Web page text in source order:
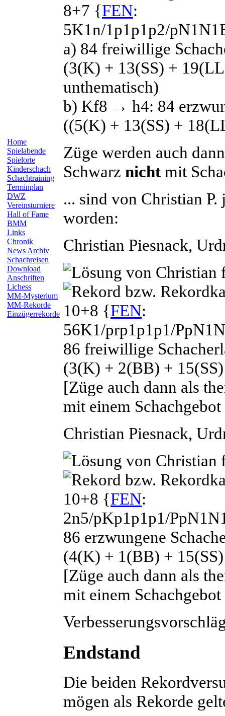
Home
Spielabende
Spielorte
Kinderschach
Schachtraining
Terminplan
DWZ
Vereinsturniere
Hall of Fame
BMM
Links
Chronik
News Archiv
Schachreisen
Download
Anschriften
Lichess
MM-Mysterium
MM-Rekorde
Einzügerrekorde
8+7 {FEN:
5K1n/1p1p1p2/
a) 84 freiwillige
(3(K) + 13(SS) +
unthematisch)
b) Kf8 → h4: 84
((5(K) + 13(SS) +
Züge werden auch
Schwarz nicht mit
... sind von Christian
worden:
Christian Piesnack,
10+8 {FEN:
56K1/prp1p1p1/
86 freiwillige
(3(K) + 2(BB) +
[Züge auch dann als
mit einem
Christian Piesnack,
10+8 {FEN:
2n5/pKp1p1p1/
86 erzwungene
(4(K) + 1(BB) +
[Züge auch dann als
mit einem
Endstand
Die beiden
mögen als Rekorde